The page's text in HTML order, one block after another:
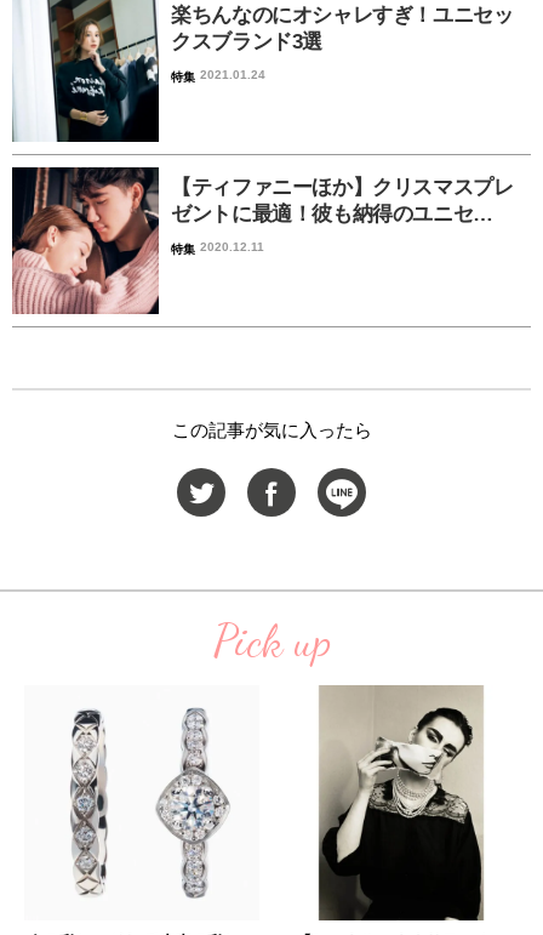
楽ちんなのにオシャレすぎ！ユニセッ
クスブランド3選
特集 2021.01.24
【ティファニーほか】クリスマスプレ
ゼントに最適！彼も納得のユニセ…
特集 2020.12.11
この記事が気に入ったら
Pick up